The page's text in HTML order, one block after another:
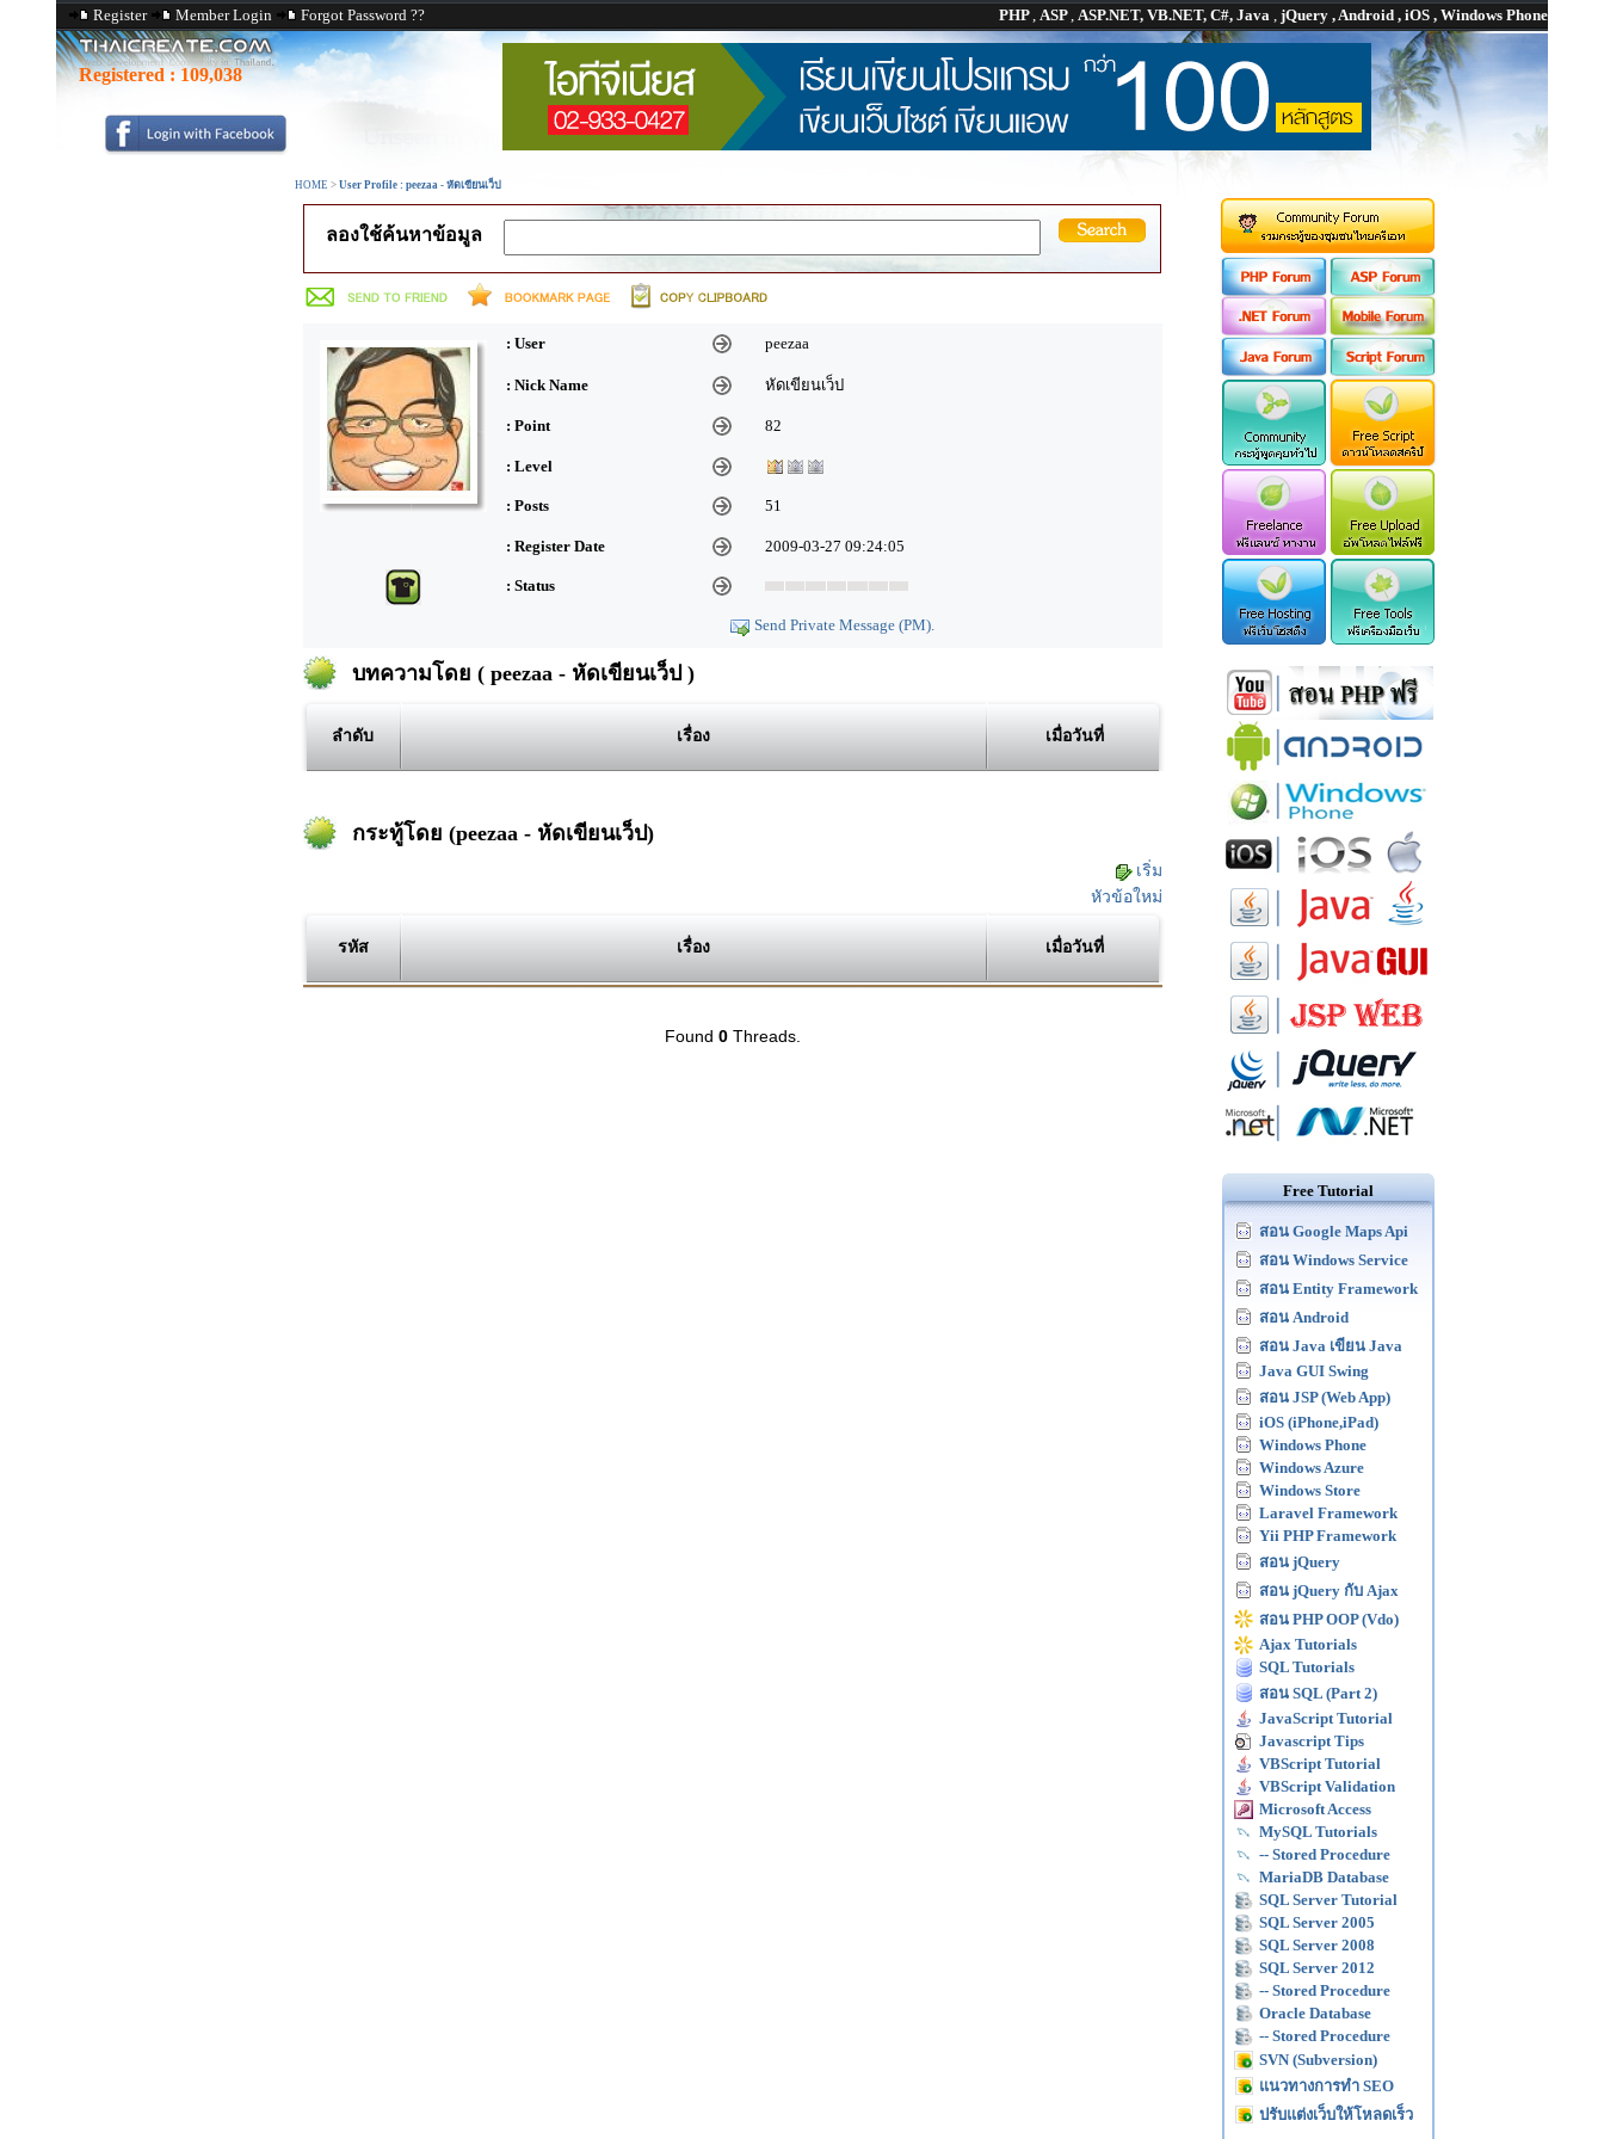
Register Member Login Forgot Password ?? PHP, ASP, ASP.NET, VB.NET, C#, Java , jQuery , Android , iOS , Windows Phone
Registered : 109,038
HOME > User Profile : peezaa - หัดเขียนเว็ป
ลองใช้ค้นหาข้อมูล
: User peezaa
: Nick Name หัดเขียนเว็ป
: Point 82
: Level
: Posts 51
: Register Date 2009-03-27 09:24:05
: Status
Send Private Message (PM).
บทความโดย ( peezaa - หัดเขียนเว็ป )
ลำดับ เรื่อง เมื่อวันที่
กระทู้โดย (peezaa - หัดเขียนเว็ป)
เริ่ม
หัวข้อใหม่
รหัส เรื่อง เมื่อวันที่
Found 0 Threads.
Free Tutorial
สอน Google Maps Api
สอน Windows Service
สอน Entity Framework
สอน Android
สอน Java เขียน Java
Java GUI Swing
สอน JSP (Web App)
iOS (iPhone,iPad)
Windows Phone
Windows Azure
Windows Store
Laravel Framework
Yii PHP Framework
สอน jQuery
สอน jQuery กับ Ajax
สอน PHP OOP (Vdo)
Ajax Tutorials
SQL Tutorials
สอน SQL (Part 2)
JavaScript Tutorial
Javascript Tips
VBScript Tutorial
VBScript Validation
Microsoft Access
MySQL Tutorials
-- Stored Procedure
MariaDB Database
SQL Server Tutorial
SQL Server 2005
SQL Server 2008
SQL Server 2012
-- Stored Procedure
Oracle Database
-- Stored Procedure
SVN (Subversion)
แนวทางการทำ SEO
ปรับแต่งเว็บให้โหลดเร็ว